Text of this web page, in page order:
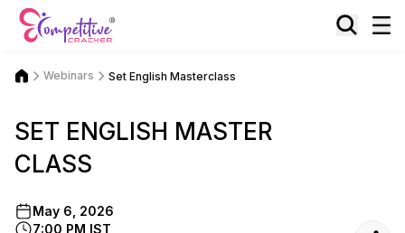
Webinars Set English Masterclass
SET ENGLISH MASTER
CLASS
May 6, 2026
7:00 PM IST